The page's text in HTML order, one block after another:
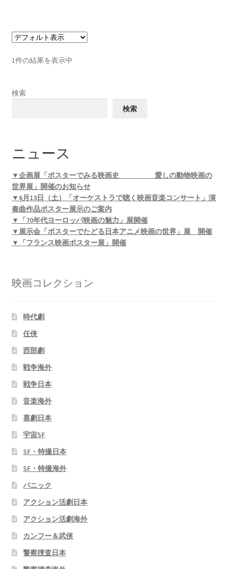
1件の結果を表示中
検索
検索
ニュース
▼企画展「ポスターでみる映画史 愛しの動物映画の
世界展」開催のお知らせ
▼6月13日（土）「オーケストラで聴く映画音楽コンサート」演
奏曲作品ポスター展示のご案内
▼「70年代ヨーロッパ映画の魅力」展開催
▼展示会「ポスターでたどる日本アニメ映画の世界」展 開催
▼「フランス映画ポスター展」開催
映画コレクション
時代劇
任侠
西部劇
戦争海外
戦争日本
音楽海外
喜劇日本
宇宙SF
SF・特撮日本
SF・特撮海外
パニック
アクション活劇日本
アクション活劇海外
カンフー＆武侠
警察捜査日本